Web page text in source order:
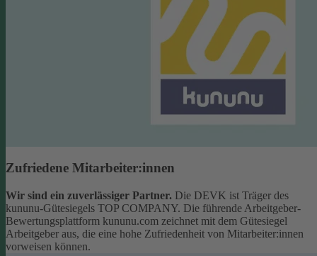
Zufriedene Mitarbeiter:innen
Wir sind ein zuverlässiger Partner. Die DEVK ist Träger des
kununu-Gütesiegels TOP COMPANY. Die führende Arbeitgeber-
Bewertungsplattform kununu.com zeichnet mit dem Gütesiegel
Arbeitgeber aus, die eine hohe Zufriedenheit von Mitarbeiter:innen
vorweisen können.